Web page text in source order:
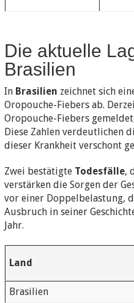
Die aktuelle
Brasilien
In Brasilien zeichnet sich
Oropouche-Fiebers ab.
Oropouche-Fiebers
Diese Zahlen verdeutlichen
dieser Krankheit verschont
Zwei bestätigte Todesfälle,
verstärken die Sorgen der
vor einer Doppelbelastung,
Ausbruch in seiner
Jahr.
Land
Brasilien